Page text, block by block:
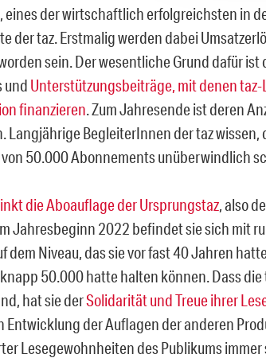
der wirtschaftlich erfolgreichsten in
der taz. Erstmalig werden dabei
sein. Der wesentliche Grund dafür
und Unterstützungsbeiträge, mit denen
finanzieren. Zum Jahresende ist deren
Langjährige BegleiterInnen der taz wissen,
von 50.000 Abonnements unüberwindlich
die Aboauflage der Ursprungstaz, also
Jahresbeginn 2022 befindet sie sich mit
dem Niveau, das sie vor fast 40 Jahren
50.000 hatte halten können. Dass die
hat sie derSolidarität und Treue ihrer
Entwicklung der Auflagen der anderen
Lesegewohnheiten des Publikums